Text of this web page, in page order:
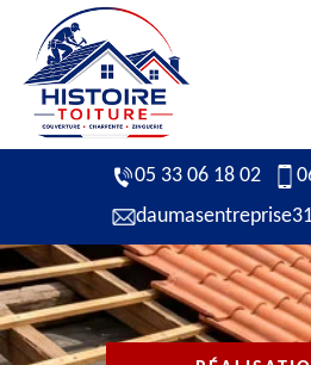
05 33 06 18 02